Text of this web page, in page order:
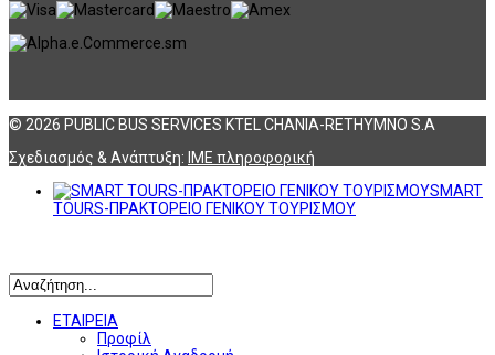
© 2026 PUBLIC BUS SERVICES KTEL CHANIA-RETHYMNO S.A
Σχεδιασμός & Ανάπτυξη: ΙΜΕ πληροφορική
SMART
TOURS-ΠΡΑΚΤΟΡΕΙΟ ΓΕΝΙΚΟΥ ΤΟΥΡΙΣΜΟΥ
ΕΤΑΙΡΕΙΑ
Προφίλ